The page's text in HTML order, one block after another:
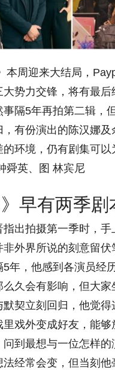
本周迎来大结局，
大势力交锋，将有最
事隔5年再拍第二辑，
，有份演出的陈汉娜及
的环境，仍有剧集可
舜英、图 林宾尼
》早有两季剧
出拍摄第一季时，手
非外界所说的刻意留伏
5年，他感到各演员经
久会有影响，但大家
默契立刻回归，他觉得
里戏外变成好友，能
问到最想与一位怎样
经常会变，但当刻他